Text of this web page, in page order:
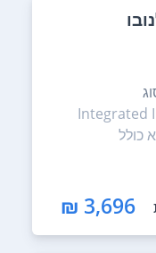
Integrated
כולל
3,696 ₪